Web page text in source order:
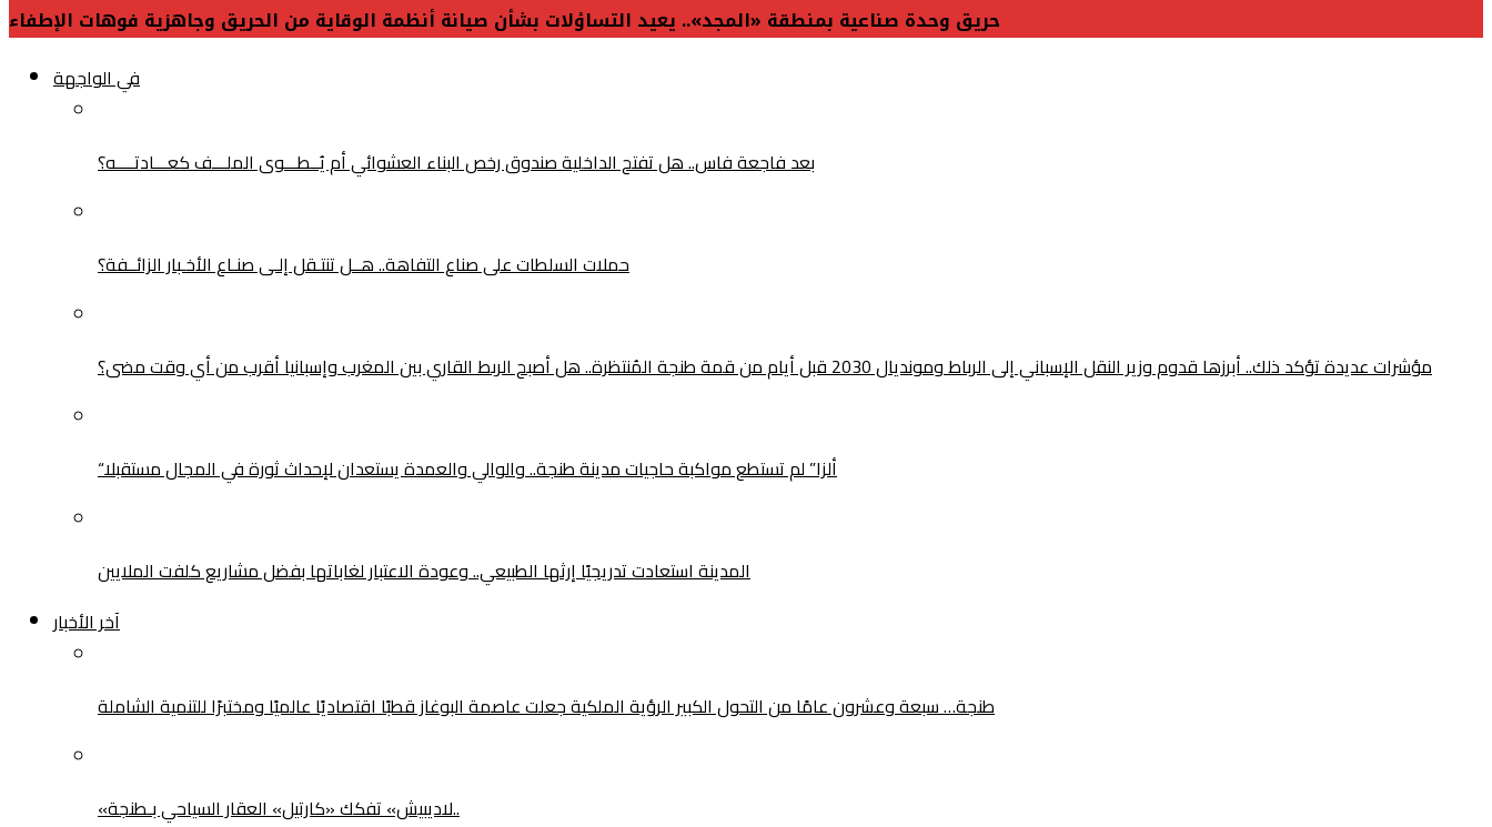
في الواجهة
بعد فاجعة فاس.. هل تفتح الداخلية صندوق رخص البناء العشوائي أم يُــطـــوى الملـــف كعـــادتــــه؟
حملات السلطات على صناع التفاهة.. هــل تنتـقل إلـى صنـاع الأخـبار الزائــفة؟
مؤشرات عديدة تؤكد ذلك.. أبرزها قدوم وزير النقل الإسباني إلى الرباط ومونديال 2030 قبل أيام من قمة طنجة المُنتظرة.. هل أصبح الربط القاري بين المغرب وإسبانيا أقرب من أي وقت مضى؟
“ألزا” لم تستطع مواكبة حاجيات مدينة طنجة.. والوالي والعمدة يستعدان لإحداث ثورة في المجال مستقبلا
المدينة استعادت تدريجيًا إرثها الطبيعي.. وعودة الاعتبار لغاباتها بفضل مشاريع كلفت الملايين
آخر الأخبار
طنجة… سبعة وعشرون عامًا من التحول الكبير الرؤية الملكية جعلت عاصمة البوغاز قطبًا اقتصاديًا عالميًا ومختبرًا للتنمية الشاملة
«لاديبيش» تفكك «كارتيل» العقار السياحي بـطنجة..